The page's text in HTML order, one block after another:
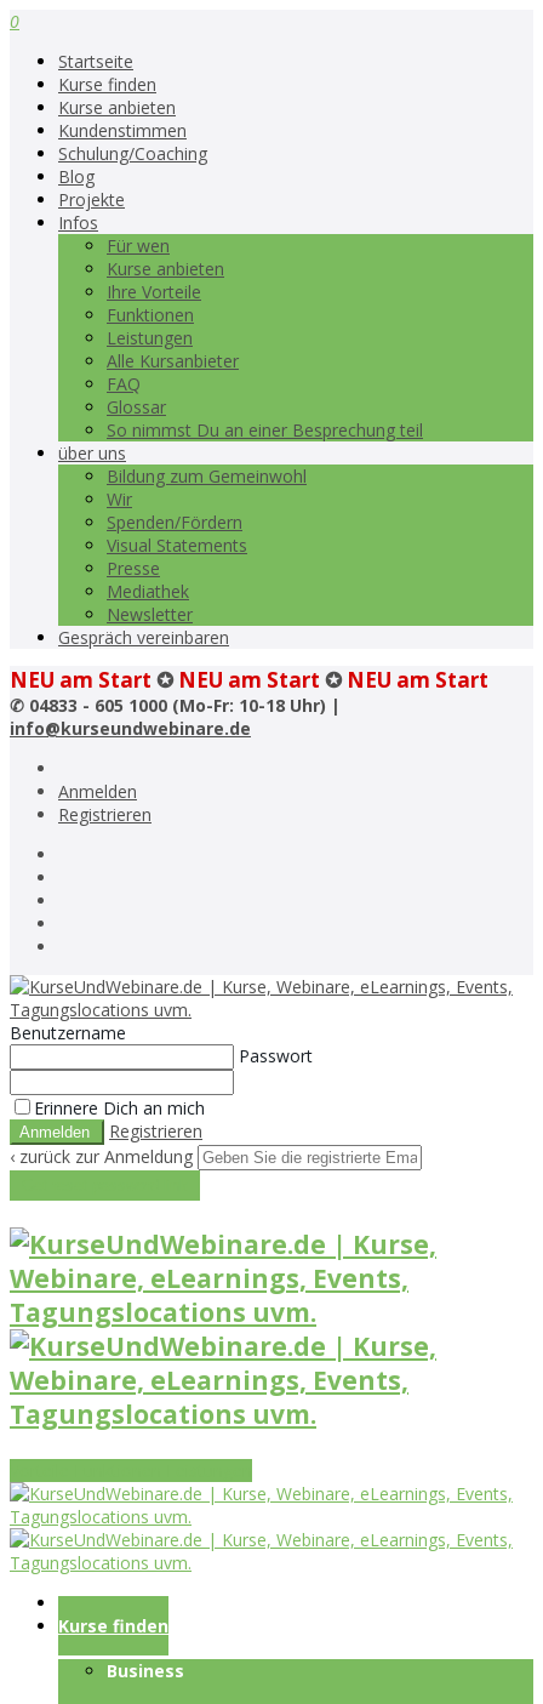
0
Startseite
Kurse finden
Kurse anbieten
Kundenstimmen
Schulung/Coaching
Blog
Projekte
Infos
Für wen
Kurse anbieten
Ihre Vorteile
Funktionen
Leistungen
Alle Kursanbieter
FAQ
Glossar
So nimmst Du an einer Besprechung teil
über uns
Bildung zum Gemeinwohl
Wir
Spenden/Fördern
Visual Statements
Presse
Mediathek
Newsletter
Gespräch vereinbaren
NEU am Start ✪ NEU am Start ✪ NEU am Start
✆ 04833 - 605 1000 (Mo-Fr: 10-18 Uhr) |
info@kurseundwebinare.de
Anmelden
Registrieren
Benutzername
Passwort
Erinnere Dich an mich
Registrieren
‹ zurück zur Anmeldung
Startseite
Kurse finden
Business